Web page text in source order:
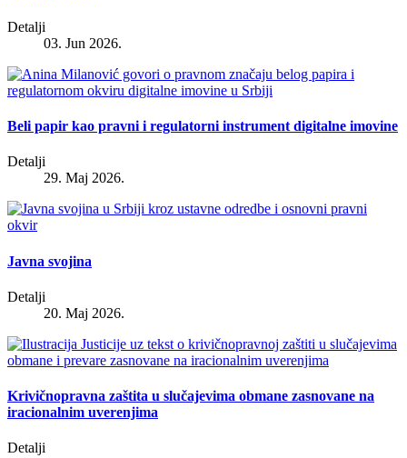
Detalji
03. Jun 2026.
Beli papir kao pravni i regulatorni instrument digitalne imovine
Detalji
29. Maj 2026.
Javna svojina
Detalji
20. Maj 2026.
Krivičnopravna zaštita u slučajevima obmane zasnovane na
iracionalnim uverenjima
Detalji